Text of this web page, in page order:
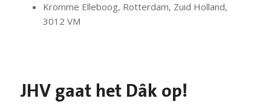
Kromme Elleboog, Rotterdam, Zuid Holland,
3012 VM
JHV gaat het Dâk op!